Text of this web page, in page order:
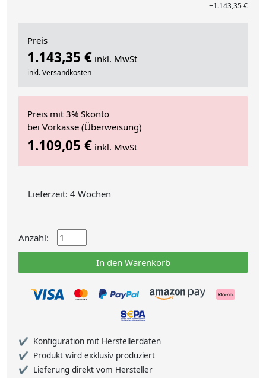
+1.143,35 €
Preis
1.143,35 € inkl. MwSt
inkl. Versandkosten
Preis mit 3% Skonto
bei Vorkasse (Überweisung)
1.109,05 € inkl. MwSt
Lieferzeit: 4 Wochen
Anzahl:
In den Warenkorb
Konfiguration mit Herstellerdaten
Produkt wird exklusiv produziert
Lieferung direkt vom Hersteller